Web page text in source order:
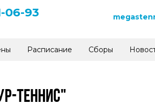
06-93
Расписание Сборы
ТЕННИС"